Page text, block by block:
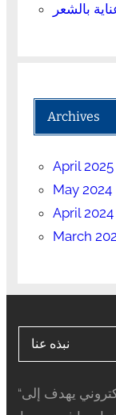
بالشعر
Archives
April 2025
May 2024
April 2024
March
نبذه عنا
“أطباء حلب للتعاون الصحي” هو موقع إلكتروني يهدف إلى